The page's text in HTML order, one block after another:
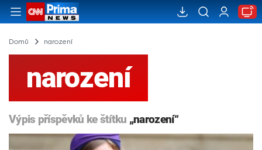
Domů narození
narození
Výpis příspěvků ke štítku „narození“